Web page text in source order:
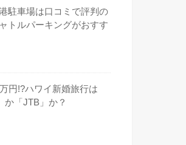
駐車場は口コミで評判の
トルパーキングがおすす
円!?ハワイ新婚旅行は
か「JTB」か？